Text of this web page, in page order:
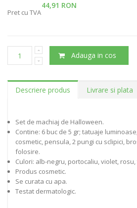
44,91 RON
Pret cu TVA
Adauga in cos
Descriere produs Livrare si plata
Set de machiaj de Halloween.
Contine: 6 buc de 5 gr; tatuaje
cosmetic, pensula, 2 pungi cu sclipici,
folosire.
Culori: alb-negru, portocaliu, violet,
Produs cosmetic.
Se curata cu apa.
Testat dermatologic.